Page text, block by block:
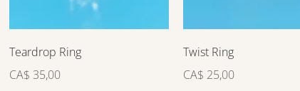
Visualização rápida
Teardrop Ring
Preço
CA$ 35,00
Visualização rápida
Twist Ring
Preço
CA$ 25,00